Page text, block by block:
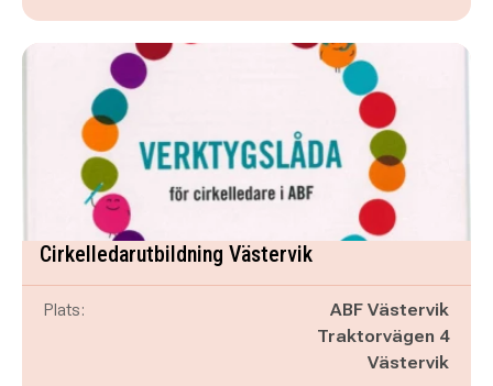
Cirkelledarutbildning Västervik
Plats:
ABF Västervik
Traktorvägen 4
Västervik